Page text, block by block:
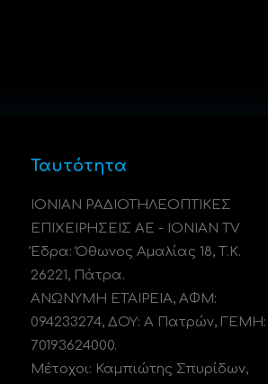
Ταυτότητα
ΙΟΝΙΑΝ ΡΑΔΙΟΤΗΛΕΟΠΤΙΚΕΣ
ΕΠΙΧΕΙΡΗΣΕΙΣ ΑΕ - IONIAN TV
Έδρα: Όθωνος Αμαλίας 18, Τ.Κ.
26221, Πάτρα.
ΑΝΩΝΥΜΗ ΕΤΑΙΡΕΙΑ, ΑΦΜ:
094233274, ΔΟΥ: A Πατρών, ΓΕΜΗ:
70193624000.
Μέτοχοι: Καμπιώτης Σπυρίδων,